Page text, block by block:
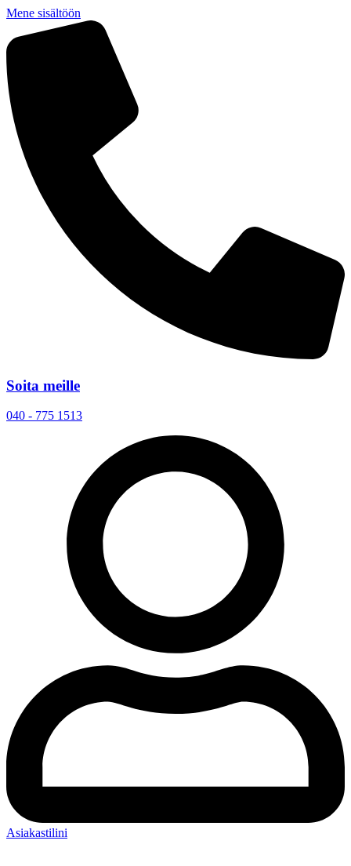
Mene sisältöön
Soita meille
040 - 775 1513
Asiakastilini